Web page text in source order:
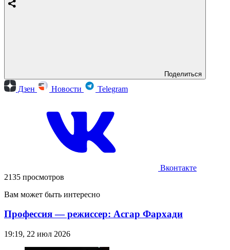
Поделиться
Дзен Новости Telegram
Вконтакте
2135 просмотров
Вам может быть интересно
Профессия — режиссер: Асгар Фархади
19:19, 22 июл 2026